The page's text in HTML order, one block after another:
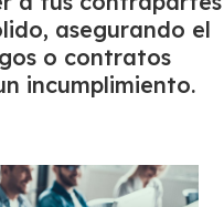
asegurando el
o contratos
incumplimiento.